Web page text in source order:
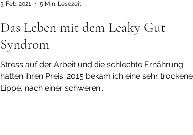
Das Leben mit dem Leaky Gut
Syndrom
Stress auf der Arbeit und die schlechte Ernährung
hatten ihren Preis. 2015 bekam ich eine sehr trockene
Lippe, nach einer schweren...
3. Feb. 2021 5 Min. Lesezeit